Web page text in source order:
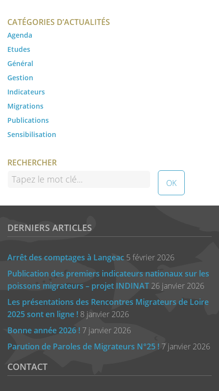
CATÉGORIES D’ACTUALITÉS
Agenda
Etudes
Général
Gestion
Indicateurs
Migrations
Publications
Sensibilisation
RECHERCHER
DERNIERS ARTICLES
Arrêt des comptages à Langeac 5 février 2026
Publication des premiers indicateurs nationaux sur les
poissons migrateurs – projet INDINAT 26 janvier 2026
Les présentations des Rencontres Migrateurs de Loire
2025 sont en ligne ! 8 janvier 2026
Bonne année 2026 ! 7 janvier 2026
Parution de Paroles de Migrateurs N°25 ! 7 janvier 2026
CONTACT